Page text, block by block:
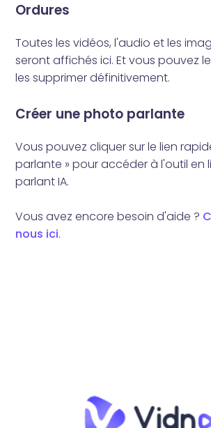
Ordures
Toutes les vidéos, l'audio et les
seront affichés ici. Et vous pouvez
les supprimer définitivement.
Créer une photo parlante
Vous pouvez cliquer sur le lien
parlante » pour accéder à l'outil en
parlant IA.
Vous avez encore besoin d'aide ?
nous ici.